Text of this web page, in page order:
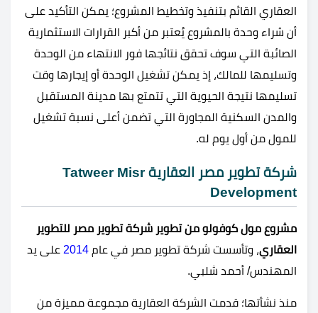
العقاري القائم بتنفيذ وتخطيط المشروع؛ يمكن التأكيد على
أن شراء وحدة بالمشروع يُعتبر من أكبر القرارات الاستثمارية
الصائبة التي سوف تحقق نتائجها فور الانتهاء من الوحدة
وتسليمها للمالك، إذ يمكن تشغيل الوحدة أو إيجارها وقت
تسليمها نتيجة الحيوية التي تتمتع بها مدينة المستقبل
والمدن السكنية المجاورة التي تضمن أعلى نسبة تشغيل
للمول من أول يوم له.
شركة تطوير مصر العقارية Tatweer Misr
Development
مشروع مول كوفولو من تطوير شركة تطوير مصر للتطوير
العقاري، وتأسست شركة تطوير مصر في عام 2014 على يد
المهندس/ أحمد شلبي.
منذ نشأتها؛ قدمت الشركة العقارية مجموعة مميزة من